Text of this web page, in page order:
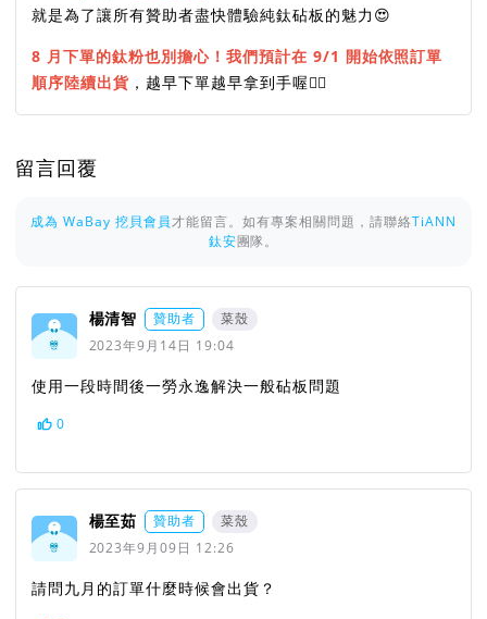
就是為了讓所有贊助者盡快體驗純鈦砧板的魅力😍
8 月下單的鈦粉也別擔心！我們預計在 9/1 開始依照訂單
順序陸續出貨 ，越早下單越早拿到手喔👍🏻
留言回覆
成為 WaBay 挖貝會員才能留言。如有專案相關問題，請聯絡TiANN
鈦安團隊。
楊清智 贊助者
菜殼
2023年9月14日 19:04
使用一段時間後一勞永逸解決一般砧板問題
0
楊至茹 贊助者
菜殼
2023年9月09日 12:26
請問九月的訂單什麼時候會出貨？